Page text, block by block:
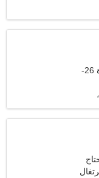
الرجل يريد مقابلة امرأة 26-